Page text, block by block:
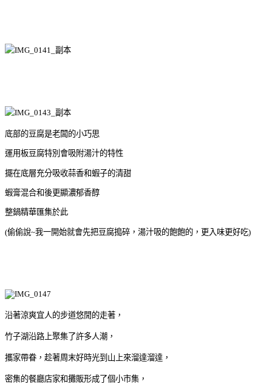
底部的豆腐是老闆的小巧思
運用板豆腐特別會吸附湯汁的特性
擺在底層充分吸收蒜香和蝦子的清甜
蝦膏混合和後更顯濃郁香醇
整鍋精華匯集於此
(偷偷說~我一開始就會先把豆腐搗碎，湯汁吸的飽飽的，更入味更好吃)
沿著涼爽宜人的步道悠閒的走著，
竹子湖沿路上聚集了許多人潮，
攜家帶眷，趁著周末好時光到山上來溜達溜達，
密集的餐廳店家和攤販形成了個小市集，